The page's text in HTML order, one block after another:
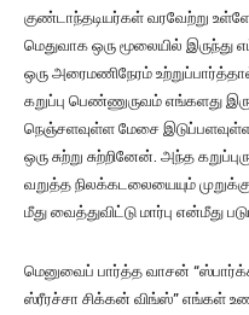
குண்டாந்தடியர்கள் வரவேற்று
மெதுவாக ஒரு மூலையில் இருந்து
ஒரு அரைமணிநேரம்
கறுப்பு பெண்ணுருவம் எங்களது
நெஞ்சளவுள்ள மேசை
ஒரு சுற்று சுற்றினேன். அந்த
வறுத்த நிலக்கடலையையும்
மீது வைத்துவிட்டு மார்பு என்மீது
மெனுவைப் பார்த்த வாசன்
ஸ்ரீரச்சா சிக்கன் விங்ஸ்” எங்கள்